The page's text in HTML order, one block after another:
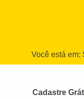
Você está em:
Cadastre